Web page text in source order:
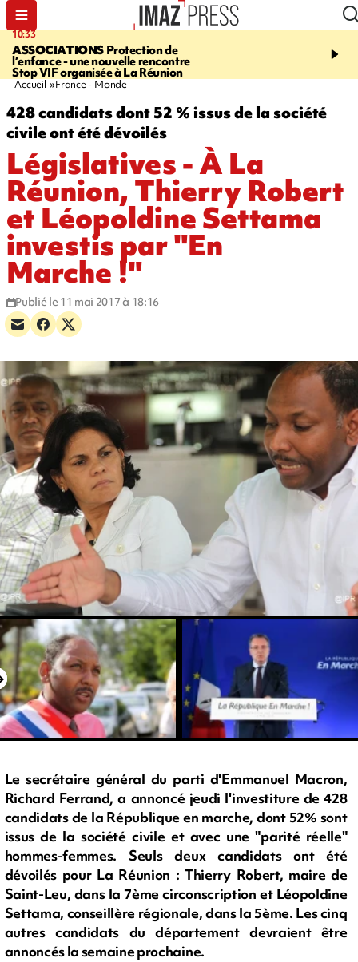
10:33
ASSOCIATIONSProtection de
l’enfance - une nouvelle rencontre
Stop VIF organisée à La Réunion
15:03
VASTE
DANS L'OUEST DU
Accueil France - Monde
428 candidats dont 52 % issus de la société
civile ont été dévoilés
Législatives - À La
Réunion, Thierry Robert
et Léopoldine Settama
investis par "En
Marche !"
Publié le 11 mai 2017 à 18:16
Le secrétaire général du parti d'Emmanuel Macron,
Richard Ferrand, a annoncé jeudi l'investiture de 428
candidats de la République en marche, dont 52% sont
issus de la société civile et avec une "parité réelle"
hommes-femmes. Seuls deux candidats ont été
dévoilés pour La Réunion : Thierry Robert, maire de
Saint-Leu, dans la 7ème circonscription et Léopoldine
Settama, conseillère régionale, dans la 5ème. Les cinq
autres candidats du département devraient être
annoncés la semaine prochaine.